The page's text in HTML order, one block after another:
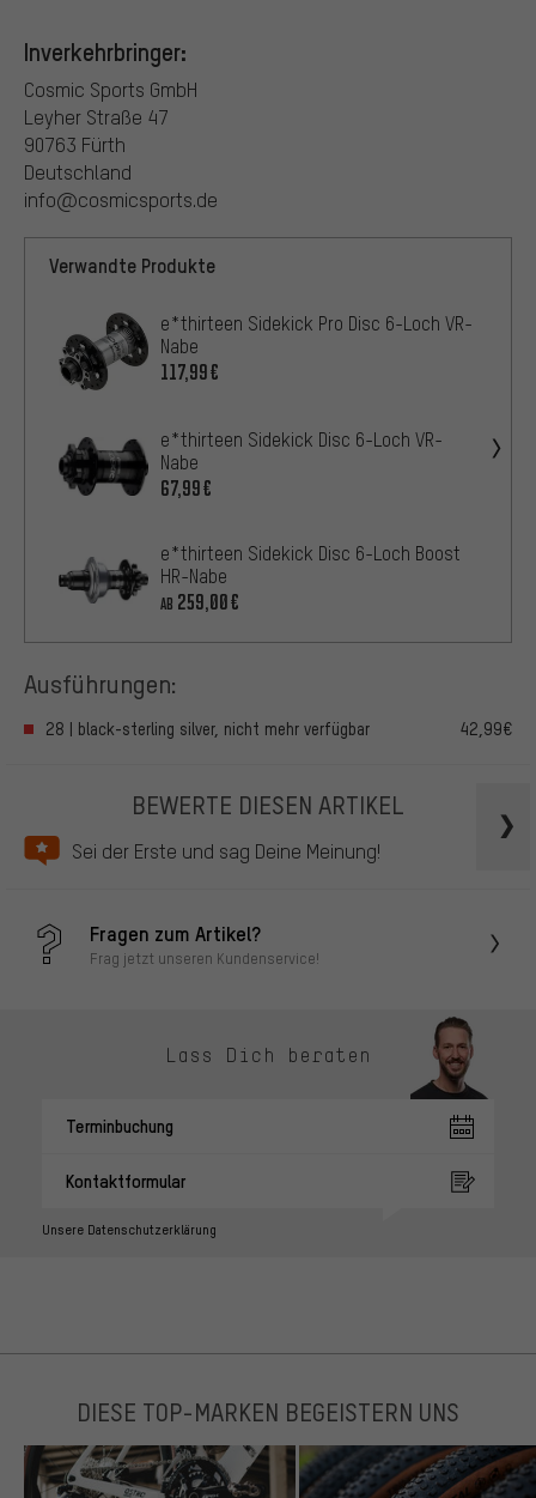
Inverkehrbringer:
Cosmic Sports GmbH
Leyher Straße 47
90763 Fürth
Deutschland
info@cosmicsports.de
Verwandte Produkte
e*thirteen Sidekick Pro Disc 6-Loch VR-
Nabe
117,99€
e*thirteen Sidekick Disc 6-Loch VR-
Nabe
67,99€
e*thirteen Sidekick Disc 6-Loch Boost
HR-Nabe
AB 259,00€
Ausführungen:
28 | black-sterling silver, nicht mehr verfügbar 42,99€
BEWERTE DIESEN ARTIKEL
Sei der Erste und sag Deine Meinung!
Fragen zum Artikel?
Frag jetzt unseren Kundenservice!
Lass Dich beraten
Terminbuchung
Kontaktformular
Unsere Datenschutzerklärung
DIESE TOP-MARKEN BEGEISTERN UNS